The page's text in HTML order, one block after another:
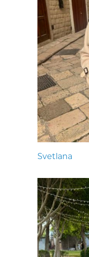
Svetlana